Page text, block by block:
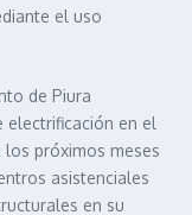
el uso
de Piura
en el
los próximos meses
asistenciales
en su